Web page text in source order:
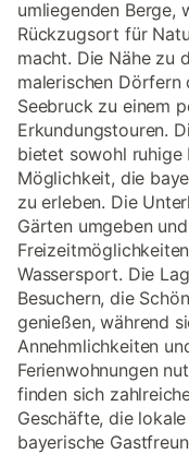
umliegenden Berge,
Rückzugsort für
macht. Die Nähe zu
malerischen
Seebruck zu einem
Erkundungstouren.
bietet sowohl ruhige
Möglichkeit, die
zu erleben. Die
Gärten umgeben
Wassersport. Die
Besuchern, die
genießen, während
Annehmlichkeiten
Ferienwohnungen
finden sich
Geschäfte, die
bayerische